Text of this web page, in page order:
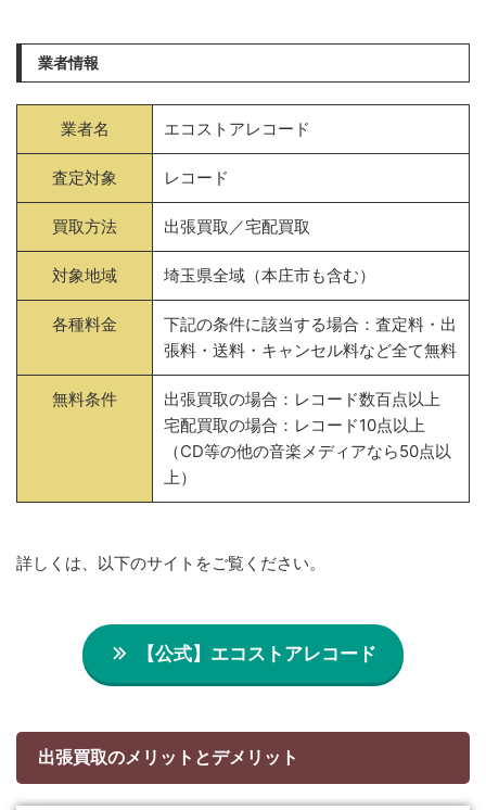
業者情報
業者名 エコストアレコード
査定対象 レコード
買取方法 出張買取／宅配買取
対象地域 埼玉県全域（本庄市も含む）
各種料金
下記の条件に該当する場合：査定料・出
張料・送料・キャンセル料など全て無料
無料条件
出張買取の場合：レコード数百点以上
宅配買取の場合：レコード10点以上
（CD等の他の音楽メディアなら50点以
上）
詳しくは、以下のサイトをご覧ください。
【公式】エコストアレコード
出張買取のメリットとデメリット